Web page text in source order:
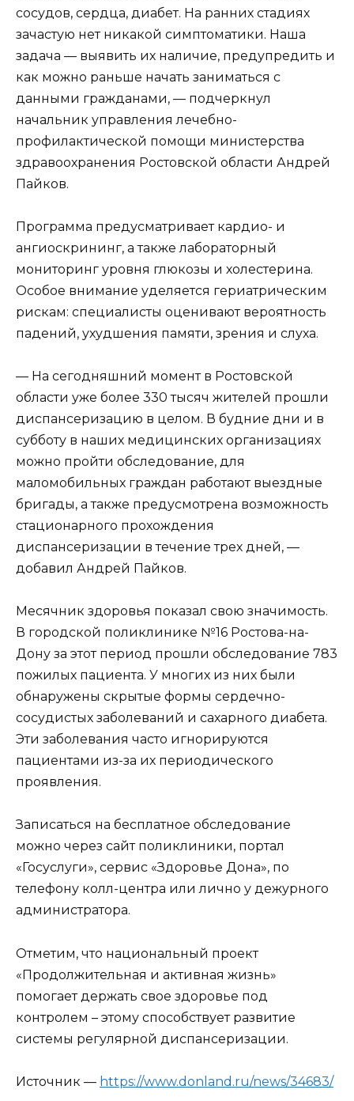
сосудов, сердца, диабет. На ранних стадиях
зачастую нет никакой симптоматики. Наша
задача — выявить их наличие, предупредить и
как можно раньше начать заниматься с
данными гражданами, — подчеркнул
начальник управления лечебно-
профилактической помощи министерства
здравоохранения Ростовской области Андрей
Пайков.
Программа предусматривает кардио- и
ангиоскрининг, а также лабораторный
мониторинг уровня глюкозы и холестерина.
Особое внимание уделяется гериатрическим
рискам: специалисты оценивают вероятность
падений, ухудшения памяти, зрения и слуха.
— На сегодняшний момент в Ростовской
области уже более 330 тысяч жителей прошли
диспансеризацию в целом. В будние дни и в
субботу в наших медицинских организациях
можно пройти обследование, для
маломобильных граждан работают выездные
бригады, а также предусмотрена возможность
стационарного прохождения
диспансеризации в течение трех дней, —
добавил Андрей Пайков.
Месячник здоровья показал свою значимость.
В городской поликлинике №16 Ростова-на-
Дону за этот период прошли обследование 783
пожилых пациента. У многих из них были
обнаружены скрытые формы сердечно-
сосудистых заболеваний и сахарного диабета.
Эти заболевания часто игнорируются
пациентами из-за их периодического
проявления.
Записаться на бесплатное обследование
можно через сайт поликлиники, портал
«Госуслуги», сервис «Здоровье Дона», по
телефону колл-центра или лично у дежурного
администратора.
Отметим, что национальный проект
«Продолжительная и активная жизнь»
помогает держать свое здоровье под
контролем – этому способствует развитие
системы регулярной диспансеризации.
Источник — https://www.donland.ru/news/34683/